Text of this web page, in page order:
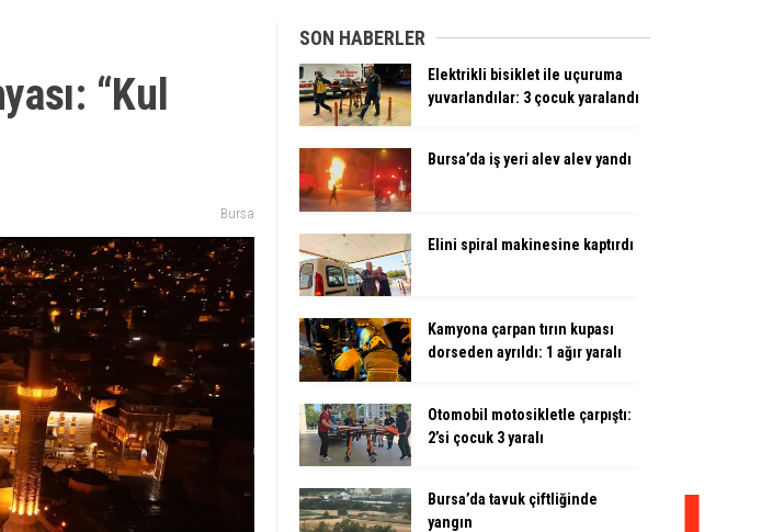
“Kul
Bursa
SON HABERLER
Elektrikli bisiklet ile uçuruma
yuvarlandılar: 3 çocuk yaralandı
Bursa’da iş yeri alev alev yandı
Elini spiral makinesine kaptırdı
Kamyona çarpan tırın kupası
dorseden ayrıldı: 1 ağır yaralı
Otomobil motosikletle çarpıştı:
2’si çocuk 3 yaralı
Bursa’da tavuk çiftliğinde
yangın